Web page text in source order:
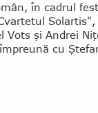
în cadrul
Vots şi Andrei
cu